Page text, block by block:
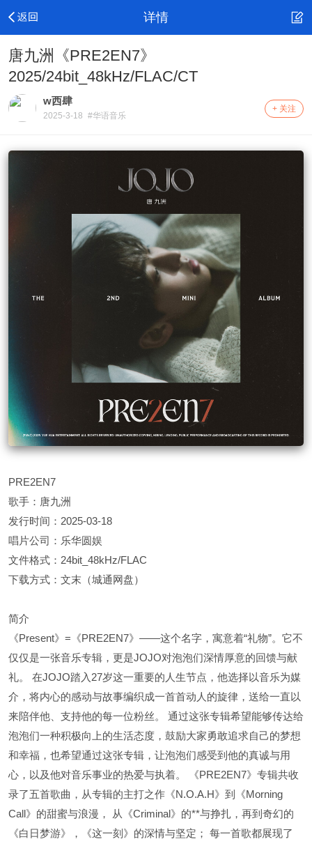
详情
唐九洲《PRE2EN7》
2025/24bit_48kHz/FLAC/CT
w西肆
2025-3-18 #华语音乐
+ 关注
PRE2EN7
歌手：唐九洲
发行时间：2025-03-18
唱片公司：乐华圆娱
文件格式：24bit_48kHz/FLAC
下载方式：文末（城通网盘）
简介
《Present》=《PRE2EN7》——这个名字，寓意着“礼物”。它不
仅仅是一张音乐专辑，更是JOJO对泡泡们深情厚意的回馈与献
礼。 在JOJO踏入27岁这一重要的人生节点，他选择以音乐为媒
介，将内心的感动与故事编织成一首首动人的旋律，送给一直以
来陪伴他、支持他的每一位粉丝。 通过这张专辑希望能够传达给
泡泡们一种积极向上的生活态度，鼓励大家勇敢追求自己的梦想
和幸福，也希望通过这张专辑，让泡泡们感受到他的真诚与用
心，以及他对音乐事业的热爱与执着。 《PRE2EN7》专辑共收
录了五首歌曲，从专辑的主打之作《N.O.A.H》到《Morning
Call》的甜蜜与浪漫， 从《Criminal》的**与挣扎，再到奇幻的
《白日梦游》，《这一刻》的深情与坚定； 每一首歌都展现了